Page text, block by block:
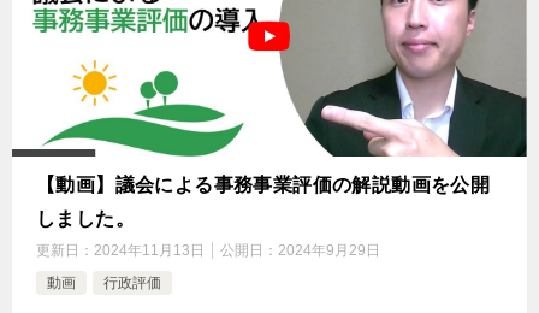
【動画】議会による事務事業評価の解説動画を公開
しました。
更新日： 2024年11月13日 公開日： 2024年9月29日
動画
行政評価